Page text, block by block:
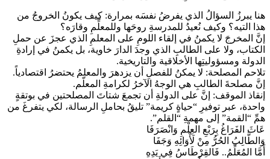
هنا يبرزُ السؤالُ الذي يفرضُ نفسَه بمرارة: كيف يكونُ الخروجُ من
هذا التيه؟ وكيف نُعيدُ للمدرسةِ روحَها وللمعلِّمِ وقارَه؟
إنَّ المخرجَ لا يكمنُ في إلقاء اللومِ على المعلمِ الذي عجزَ عن حملِ
الكتاب، ولا على الطالبِ الذي وجدَ الدارَ خاوية، بل يكمنُ في إرادةِ
الدولة ومسؤوليتِها الأخلاقية والتاريخية.
تلاحم المصلحة: لا يمكنُ للفصلِ أن يزدهرَ والمعلمُ يحتضرُ اقتصادياً.
إنَّ مصلحةَ الطالبِ هي الوجهُ الآخرُ لكرامةِ المعلّم.
إنقاذ الموقف: إنَّ على الدولةِ أن تجمعَ شتاتَ المصلحتين في بوتقةٍ
واحدة، عبر توفيرِ “حياةٍ كريمة” تليقُ بحاملِ الرسالة، لكي يتفرغَ من
همِّ “القمة” إلى مهمةِ “القلم”.
عَاثَ الفَرَاغُ بِرَبْعِ العِلْمِ وَانْصَرَفَا
وَالطَّالِبُ الحُرُّ مِنْ لَأْوَائِهِ وَجَفَا
أَمَّا المُعَلِّمُ.. فَالقِرْطَاسُ فِي يَدِهِ